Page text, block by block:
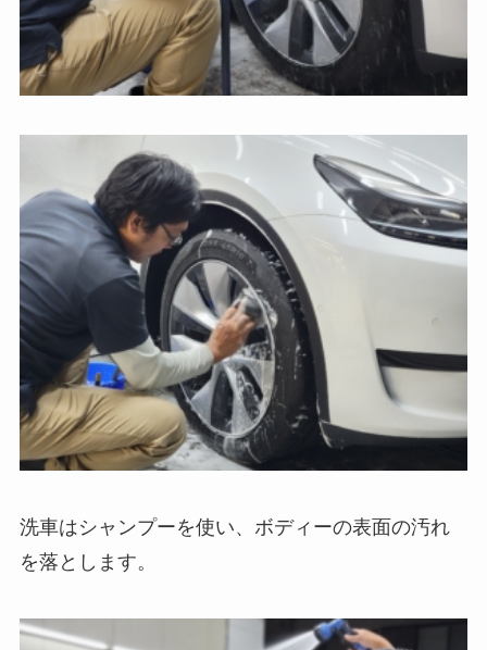
洗車はシャンプーを使い、ボディーの表面の汚れ
を落とします。